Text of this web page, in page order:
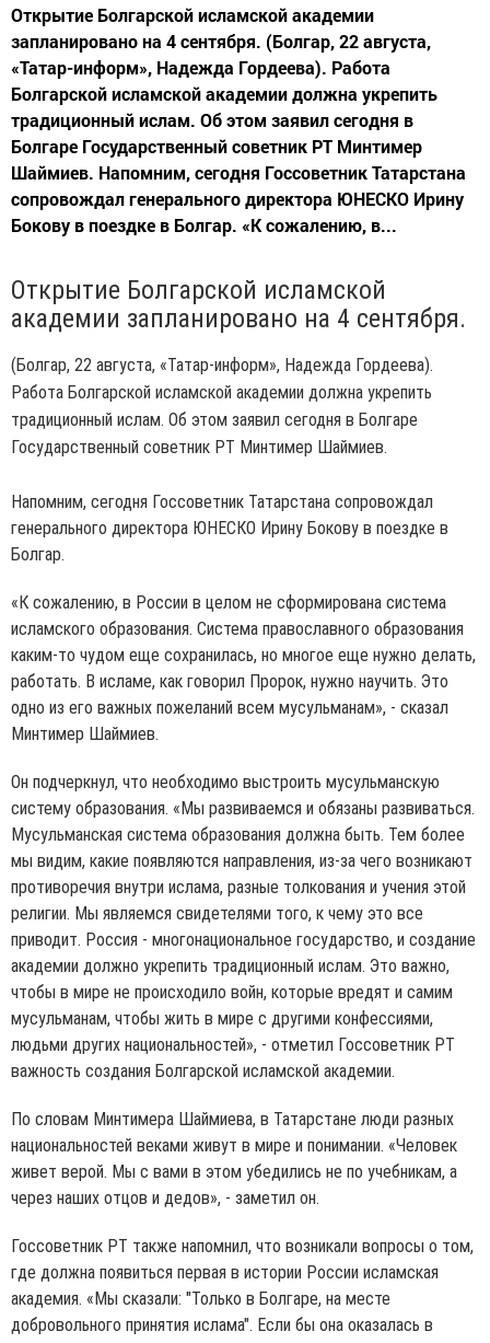
Открытие Болгарской исламской академии
запланировано на 4 сентября. (Болгар, 22 августа,
«Татар-информ», Надежда Гордеева). Работа
Болгарской исламской академии должна укрепить
традиционный ислам. Об этом заявил сегодня в
Болгаре Государственный советник РТ Минтимер
Шаймиев. Напомним, сегодня Госсоветник Татарстана
сопровождал генерального директора ЮНЕСКО Ирину
Бокову в поездке в Болгар. «К сожалению, в...
Открытие Болгарской исламской
академии запланировано на 4 сентября.
(Болгар, 22 августа, «Татар-информ», Надежда Гордеева).
Работа Болгарской исламской академии должна укрепить
традиционный ислам. Об этом заявил сегодня в Болгаре
Государственный советник РТ Минтимер Шаймиев.
Напомним, сегодня Госсоветник Татарстана сопровождал
генерального директора ЮНЕСКО Ирину Бокову в поездке в
Болгар.
«К сожалению, в России в целом не сформирована система
исламского образования. Система православного образования
каким-то чудом еще сохранилась, но многое еще нужно делать,
работать. В исламе, как говорил Пророк, нужно научить. Это
одно из его важных пожеланий всем мусульманам», - сказал
Минтимер Шаймиев.
Он подчеркнул, что необходимо выстроить мусульманскую
систему образования. «Мы развиваемся и обязаны развиваться.
Мусульманская система образования должна быть. Тем более
мы видим, какие появляются направления, из-за чего возникают
противоречия внутри ислама, разные толкования и учения этой
религии. Мы являемся свидетелями того, к чему это все
приводит. Россия - многонациональное государство, и создание
академии должно укрепить традиционный ислам. Это важно,
чтобы в мире не происходило войн, которые вредят и самим
мусульманам, чтобы жить в мире с другими конфессиями,
людьми других национальностей», - отметил Госсоветник РТ
важность создания Болгарской исламской академии.
По словам Минтимера Шаймиева, в Татарстане люди разных
национальностей веками живут в мире и понимании. «Человек
живет верой. Мы с вами в этом убедились не по учебникам, а
через наших отцов и дедов», - заметил он.
Госсоветник РТ также напомнил, что возникали вопросы о том,
где должна появиться первая в истории России исламская
академия. «Мы сказали: "Только в Болгаре, на месте
добровольного принятия ислама". Если бы она оказалась в